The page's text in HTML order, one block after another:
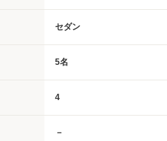
セダン
5名
4
－